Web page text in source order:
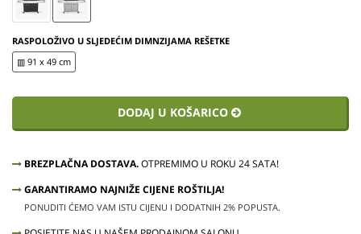
RASPOLOŽIVO U SLJEDEĆIM DIMNZIJAMA REŠETKE
▥ 91 x 49 cm
DODAJ U KOŠARICO
BREZPLAČNA DOSTAVA.OTPREMIMO U ROKU 24 SATA!
GARANTIRAMO NAJNIŽE CIJENE ROŠTILJA!
PONUDITI ĆEMO VAM ISTU CIJENU I DODATNIH 2% POPUSTA.